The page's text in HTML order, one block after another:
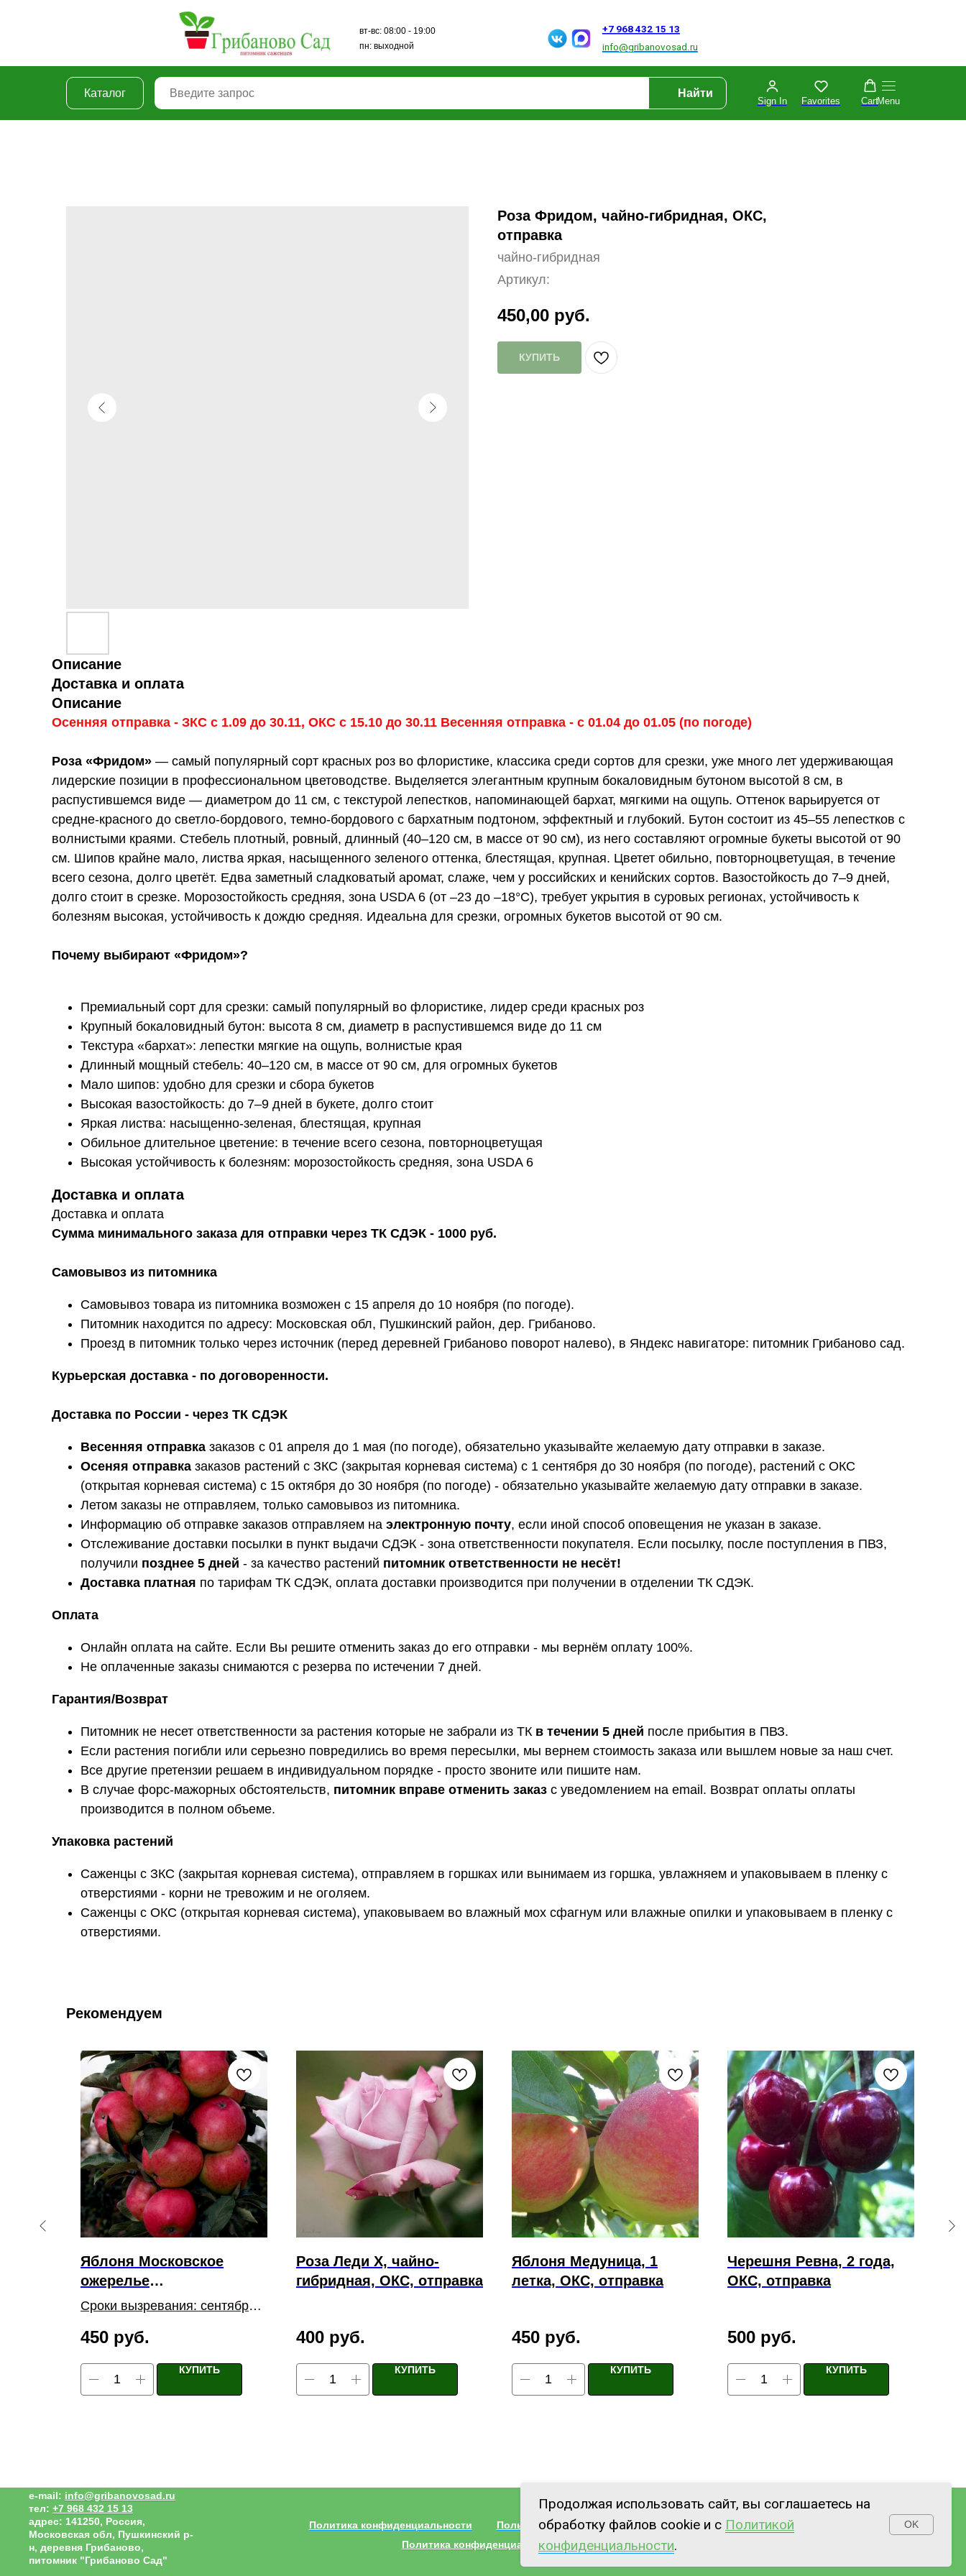
info@gribanovosad.ru
+7 968 432 15 13
вт-вс: 08:00 - 19:00
пн: выходной
Каталог Найти
Sign In Favorites CartMenu
Роза Фридом, чайно-гибридная, ОКС,
отправка
чайно-гибридная
Артикул:
450,00 руб.
КУПИТЬ
Описание
Доставка и оплата
Описание
Осенняя отправка - ЗКС с 1.09 до 30.11, ОКС с 15.10 до 30.11 Весенняя отправка - с 01.04 до 01.05 (по погоде)
Роза «Фридом» — самый популярный сорт красных роз во флористике, классика среди сортов для срезки, уже много лет удерживающая
лидерские позиции в профессиональном цветоводстве. Выделяется элегантным крупным бокаловидным бутоном высотой 8 см, в
распустившемся виде — диаметром до 11 см, с текстурой лепестков, напоминающей бархат, мягкими на ощупь. Оттенок варьируется от
средне-красного до светло-бордового, темно-бордового с бархатным подтоном, эффектный и глубокий. Бутон состоит из 45–55 лепестков с
волнистыми краями. Стебель плотный, ровный, длинный (40–120 см, в массе от 90 см), из него составляют огромные букеты высотой от 90
см. Шипов крайне мало, листва яркая, насыщенного зеленого оттенка, блестящая, крупная. Цветет обильно, повторноцветущая, в течение
всего сезона, долго цветёт. Едва заметный сладковатый аромат, слаже, чем у российских и кенийских сортов. Вазостойкость до 7–9 дней,
долго стоит в срезке. Морозостойкость средняя, зона USDA 6 (от –23 до –18°C), требует укрытия в суровых регионах, устойчивость к
болезням высокая, устойчивость к дождю средняя. Идеальна для срезки, огромных букетов высотой от 90 см.
Почему выбирают «Фридом»?
Премиальный сорт для срезки: самый популярный во флористике, лидер среди красных роз
Крупный бокаловидный бутон: высота 8 см, диаметр в распустившемся виде до 11 см
Текстура «бархат»: лепестки мягкие на ощупь, волнистые края
Длинный мощный стебель: 40–120 см, в массе от 90 см, для огромных букетов
Мало шипов: удобно для срезки и сбора букетов
Высокая вазостойкость: до 7–9 дней в букете, долго стоит
Яркая листва: насыщенно-зеленая, блестящая, крупная
Обильное длительное цветение: в течение всего сезона, повторноцветущая
Высокая устойчивость к болезням: морозостойкость средняя, зона USDA 6
Доставка и оплата
Доставка и оплата
Сумма минимального заказа для отправки через ТК СДЭК - 1000 руб.
Самовывоз из питомника
Самовывоз товара из питомника возможен с 15 апреля до 10 ноября (по погоде).
Питомник находится по адресу: Московская обл, Пушкинский район, дер. Грибаново.
Проезд в питомник только через источник (перед деревней Грибаново поворот налево), в Яндекс навигаторе: питомник Грибаново сад.
Курьерская доставка - по договоренности.
Доставка по России - через ТК СДЭК
Весенняя отправка заказов с 01 апреля до 1 мая (по погоде), обязательно указывайте желаемую дату отправки в заказе.
Осеняя отправка заказов растений с ЗКС (закрытая корневая система) с 1 сентября до 30 ноября (по погоде), растений с ОКС
(открытая корневая система) с 15 октября до 30 ноября (по погоде) - обязательно указывайте желаемую дату отправки в заказе.
Летом заказы не отправляем, только самовывоз из питомника.
Информацию об отправке заказов отправляем на электронную почту, если иной способ оповещения не указан в заказе.
Отслеживание доставки посылки в пункт выдачи СДЭК - зона ответственности покупателя. Если посылку, после поступления в ПВЗ,
получили позднее 5 дней - за качество растений питомник ответственности не несёт!
Доставка платная по тарифам ТК СДЭК, оплата доставки производится при получении в отделении ТК СДЭК.
Оплата
Онлайн оплата на сайте. Если Вы решите отменить заказ до его отправки - мы вернём оплату 100%.
Не оплаченные заказы снимаются с резерва по истечении 7 дней.
Гарантия/Возврат
Питомник не несет ответственности за растения которые не забрали из ТК в течении 5 дней после прибытия в ПВЗ.
Если растения погибли или серьезно повредились во время пересылки, мы вернем стоимость заказа или вышлем новые за наш счет.
Все другие претензии решаем в индивидуальном порядке - просто звоните или пишите нам.
В случае форс-мажорных обстоятельств, питомник вправе отменить заказ с уведомлением на email. Возврат оплаты оплаты
производится в полном объеме.
Упаковка растений
Саженцы с ЗКС (закрытая корневая система), отправляем в горшках или вынимаем из горшка, увлажняем и упаковываем в пленку с
отверстиями - корни не тревожим и не оголяем.
Саженцы с ОКС (открытая корневая система), упаковываем во влажный мох сфагнум или влажные опилки и упаковываем в пленку с
отверстиями.
Рекомендуем
Яблоня Московское
ожерелье
(колоновидная), ОКС,
Сроки вызревания: сентябрь-
Корневая система: открытая
450 руб.
КУПИТЬ
Роза Леди Х, чайно-
гибридная, ОКС, отправка
400 руб.
КУПИТЬ
Яблоня Медуница, 1
летка, ОКС, отправка
450 руб.
КУПИТЬ
Черешня Ревна, 2 года,
ОКС, отправка
500 руб.
КУПИТЬ
e-mail: info@gribanovosad.ru
тел: +7 968 432 15 13
адрес: 141250, Россия,
Московская обл, Пушкинский р-
н, деревня Грибаново,
питомник "Грибаново Сад"
Политика конфиденциальности
Пользовательское соглашение
Политика конфиденциальности
Наверх
Продолжая использовать сайт, вы соглашаетесь на
обработку файлов cookie и с Политикой
конфиденциальности.
OK